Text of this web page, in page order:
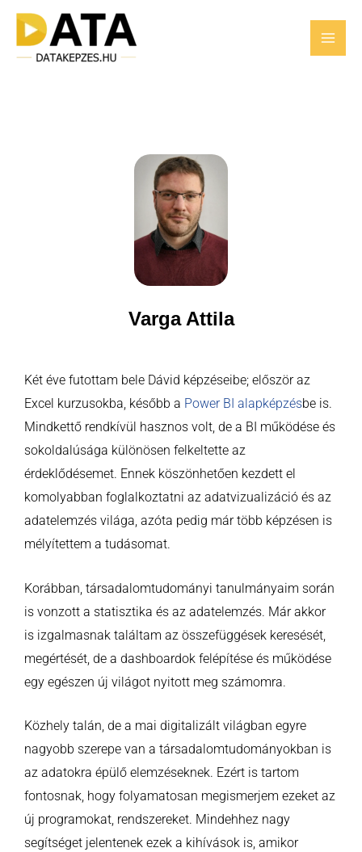
Skip
content
Varga Attila
Két éve futottam bele Dávid képzéseibe; először az
Excel kurzusokba, később a Power BI alapképzésbe is.
Mindkettő rendkívül hasznos volt, de a BI működése és
sokoldalúsága különösen felkeltette az
érdeklődésemet. Ennek köszönhetően kezdett el
komolyabban foglalkoztatni az adatvizualizáció és az
adatelemzés világa, azóta pedig már több képzésen is
mélyítettem a tudásomat.
Korábban, társadalomtudományi tanulmányaim során
is vonzott a statisztika és az adatelemzés. Már akkor
is izgalmasnak találtam az összefüggések keresését,
megértését, de a dashboardok felépítése és működése
egy egészen új világot nyitott meg számomra.
Közhely talán, de a mai digitalizált világban egyre
nagyobb szerepe van a társadalomtudományokban is
az adatokra épülő elemzéseknek. Ezért is tartom
fontosnak, hogy folyamatosan megismerjem ezeket az
új programokat, rendszereket. Mindehhez nagy
segítséget jelentenek ezek a kihívások is, amikor